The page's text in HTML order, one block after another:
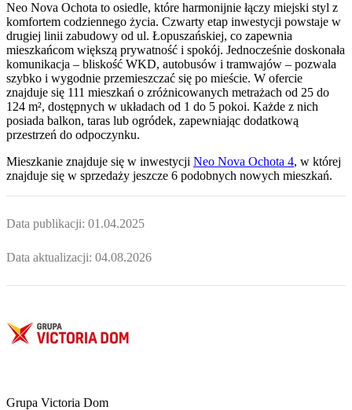
Neo Nova Ochota to osiedle, które harmonijnie łączy miejski styl z
komfortem codziennego życia. Czwarty etap inwestycji powstaje w
drugiej linii zabudowy od ul. Łopuszańskiej, co zapewnia
mieszkańcom większą prywatność i spokój. Jednocześnie doskonała
komunikacja – bliskość WKD, autobusów i tramwajów – pozwala
szybko i wygodnie przemieszczać się po mieście. W ofercie
znajduje się 111 mieszkań o zróżnicowanych metrażach od 25 do
124 m², dostępnych w układach od 1 do 5 pokoi. Każde z nich
posiada balkon, taras lub ogródek, zapewniając dodatkową
przestrzeń do odpoczynku.
Mieszkanie znajduje się w inwestycji Neo Nova Ochota 4, w której
znajduje się w sprzedaży jeszcze 6 podobnych nowych mieszkań.
Data publikacji: 01.04.2025
Data aktualizacji: 04.08.2026
Grupa Victoria Dom